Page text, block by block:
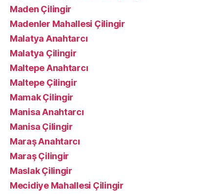
Maden Çilingir
Madenler Mahallesi Çilingir
Malatya Anahtarcı
Malatya Çilingir
Maltepe Anahtarcı
Maltepe Çilingir
Mamak Çilingir
Manisa Anahtarcı
Manisa Çilingir
Maraş Anahtarcı
Maraş Çilingir
Maslak Çilingir
Mecidiye Mahallesi Çilingir